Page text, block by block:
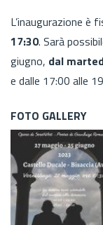
L’inaugurazione è
17:30. Sarà
giugno, dal
e dalle 17:00 alle
FOTO GALLERY